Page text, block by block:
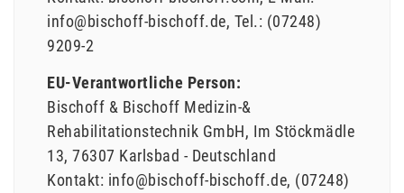
info@bischoff-bischoff.de Tel.: (07248)
9209-2
EU-Verantwortliche Person:
Bischoff & Bischoff Medizin-&
Rehabilitationstechnik GmbH Im Stöckmädle
13 76307 Karlsbad
Deutschland
Kontakt: info@bischoff-bischoff.de (07248)